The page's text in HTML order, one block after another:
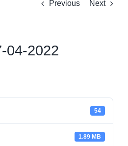
Previous Next
04-2022
54
1.89 MB